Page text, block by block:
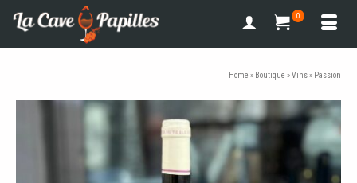
0
Home » Boutique »Vins» Passion